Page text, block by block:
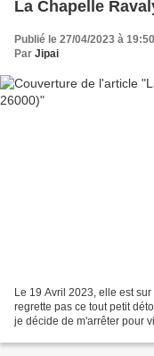
La Chapelle
Publié le 27/04/2023 à 19:50
Par Jipai
Le 19 Avril 2023, elle est
regrette pas ce tout petit
je décide de m'arrêter pour